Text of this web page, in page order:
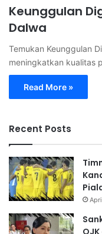
Keunggulan
Dalwa
Temukan Keunggulan
meningkatkan kualitas
Read More »
Recent Posts